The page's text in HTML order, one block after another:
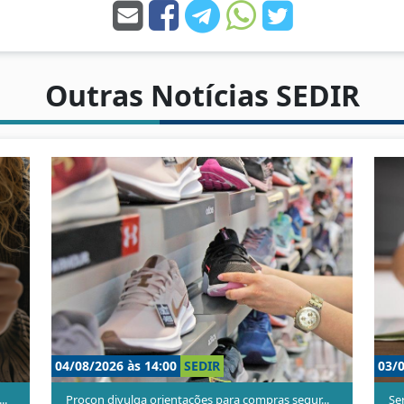
Outras Notícias SEDIR
Serra...
24/07/2026 às 15:04 SEDIR
Vozes que Cuidam fortalece rede de apoio a